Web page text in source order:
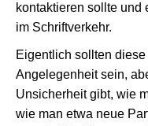
kontaktieren sollte und
im Schriftverkehr.
Eigentlich sollten
Angelegenheit sein,
Unsicherheit gibt, wie
wie man etwa neue